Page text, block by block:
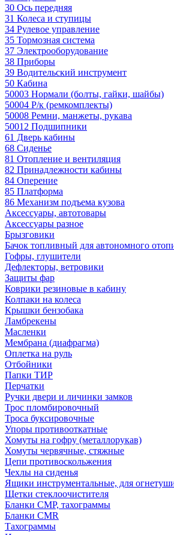
30 Ось передняя
31 Колеса и ступицы
34 Рулевое управление
35 Тормозная система
37 Электрооборудование
38 Приборы
39 Водительский инструмент
50 Кабина
50003 Нормали (болты, гайки, шайбы)
50004 Р/к (ремкомплекты)
50008 Ремни, манжеты, рукава
50012 Подшипники
61 Дверь кабины
68 Сиденье
81 Отопление и вентиляция
82 Принадлежности кабины
84 Оперение
85 Платформа
86 Механизм подъема кузова
Аксессуары, автотовары
Аксессуары разное
Брызговики
Бачок топливный для автономного
Гофры, глушители
Дефлекторы, ветровики
Защиты фар
Коврики резиновые в кабину
Колпаки на колеса
Крышки бензобака
Ламбрекены
Масленки
Мембрана (диафрагма)
Оплетка на руль
Отбойники
Папки ТИР
Перчатки
Ручки двери и личинки замков
Трос пломбировочный
Троса буксировочные
Упоры противооткатные
Хомуты на гофру (металлорукав)
Хомуты червячные, стяжные
Цепи противоскольжения
Чехлы на сиденья
Ящики инструментальные, для
Щетки стеклоочистителя
Бланки СМР, тахограммы
Бланки CMR
Тахограммы